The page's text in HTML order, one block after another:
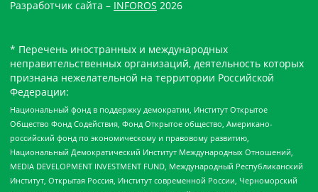
Разработчик сайта – INFOROS 2026
* Перечень иностранных и международных
неправительственных организаций, деятельность которых
признана нежелательной на территории Российской
Федерации:
Национальный фонд в поддержку демократии, Институт Открытое
Общество Фонд Содействия, Фонд Открытое общество, Американо-
российский фонд по экономическому и правовому развитию,
Национальный Демократический Институт Международных Отношений,
MEDIA DEVELOPMENT INVESTMENT FUND, Международный Республиканский
Институт, Открытая Россия, Институт современной России, Черноморский